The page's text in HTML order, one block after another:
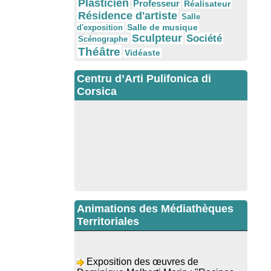
Plasticien Professeur Réalisateur
Résidence d'artiste Salle
d'exposition Salle de musique
Scénographe Sculpteur Société
Théâtre Vidéaste
Centru d’Arti Pulifonica di
Corsica
Animations des Médiathèques
Territoriales
Dominique Malberti Morin : "Racines,